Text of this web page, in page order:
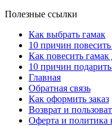
Полезные ссылки
Как выбрать гамак
10 причин
Как повесить гамак
10 причин
Главная
Обратная связь
Как оформить заказ
Возврат и
Оферта и политика